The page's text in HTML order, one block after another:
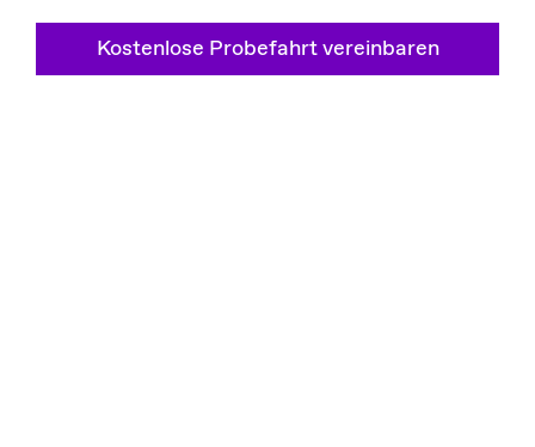
Kostenlose Probefahrt vereinbaren